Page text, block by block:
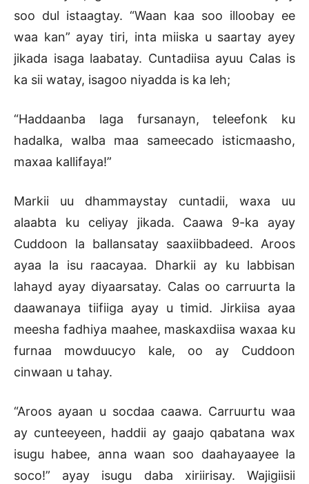
soo dul istaagtay. “Waan kaa soo illoobay ee
waa kan” ayay tiri, inta miiska u saartay ayey
jikada isaga laabatay. Cuntadiisa ayuu Calas is
ka sii watay, isagoo niyadda is ka leh;
“Haddaanba laga fursanayn, teleefonk ku
hadalka, walba maa sameecado isticmaasho,
maxaa kallifaya!”
Markii uu dhammaystay cuntadii, waxa uu
alaabta ku celiyay jikada. Caawa 9-ka ayay
Cuddoon la ballansatay saaxiibbadeed. Aroos
ayaa la isu raacayaa. Dharkii ay ku labbisan
lahayd ayay diyaarsatay. Calas oo carruurta la
daawanaya tiifiiga ayay u timid. Jirkiisa ayaa
meesha fadhiya maahee, maskaxdiisa waxaa ku
furnaa mowduucyo kale, oo ay Cuddoon
cinwaan u tahay.
“Aroos ayaan u socdaa caawa. Carruurtu waa
ay cunteeyeen, haddii ay gaajo qabatana wax
isugu habee, anna waan soo daahayaayee la
soco!” ayay isugu daba xiriirisay. Wajigiisii